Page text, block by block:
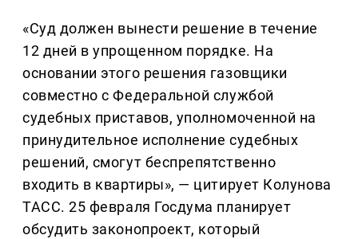
«Суд должен вынести решение в течение
12 дней в упрощенном порядке. На
основании этого решения газовщики
совместно с Федеральной службой
судебных приставов, уполномоченной на
принудительное исполнение судебных
решений, смогут беспрепятственно
входить в квартиры», — цитирует Колунова
ТАСС. 25 февраля Госдума планирует
обсудить законопроект, который